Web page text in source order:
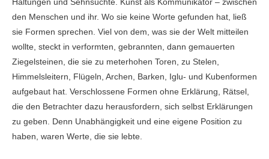
Haltungen und Sehnsüchte. Kunst als Kommunikator – zwischen
den Menschen und ihr. Wo sie keine Worte gefunden hat, ließ
sie Formen sprechen. Viel von dem, was sie der Welt mitteilen
wollte, steckt in verformten, gebrannten, dann gemauerten
Ziegelsteinen, die sie zu meterhohen Toren, zu Stelen,
Himmelsleitern, Flügeln, Archen, Barken, Iglu- und Kubenformen
aufgebaut hat. Verschlossene Formen ohne Erklärung, Rätsel,
die den Betrachter dazu herausfordern, sich selbst Erklärungen
zu geben. Denn Unabhängigkeit und eine eigene Position zu
haben, waren Werte, die sie lebte.